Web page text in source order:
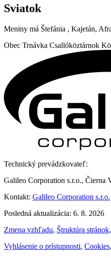
Sviatok
Meniny má Štefánia , Kajetán,
Obec Trnávka Csallóköztárnok
Technický prevádzkovateľ:
Galileo Corporation s.r.o., Čierna
Kontakt: Galileo Corporation s.r.o.
Posledná aktualizácia: 6. 8. 2026
Zmena vzhľadu, Štruktúra stránok,
Vyhlásenie o prístupnosti, Cookies,